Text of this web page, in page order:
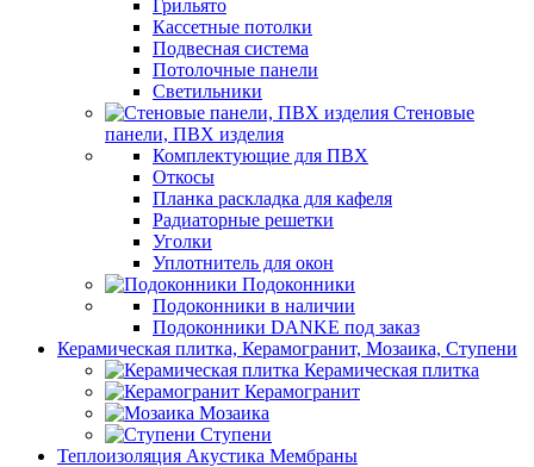
Грильято
Кассетные потолки
Подвесная система
Потолочные панели
Светильники
Стеновые
панели, ПВХ изделия
Комплектующие для ПВХ
Откосы
Планка раскладка для кафеля
Радиаторные решетки
Уголки
Уплотнитель для окон
Подоконники
Подоконники в наличии
Подоконники DANKE под заказ
Керамическая плитка, Керамогранит, Мозаика, Ступени
Керамическая плитка
Керамогранит
Мозаика
Ступени
Теплоизоляция Акустика Мембраны